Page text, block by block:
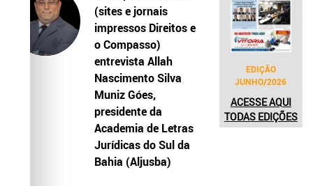
(sites e jornais
impressos Direitos e
o Compasso)
entrevista Allah
Nascimento Silva
Muniz Góes,
presidente da
Academia de Letras
Jurídicas do Sul da
Bahia (Aljusba)
EDIÇÃO
JUNHO/2026
ACESSE AQUI
TODAS EDIÇÕES